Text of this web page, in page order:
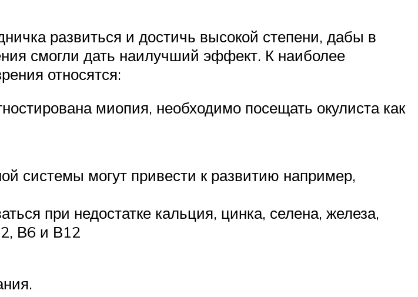
развиться и достичь высокой степени, дабы в
смогли дать наилучший эффект. К наиболее
относятся:
миопия, необходимо посещать окулиста как
системы могут привести к развитию например,
при недостатке кальция, цинка, селена, железа,
В6 и В12